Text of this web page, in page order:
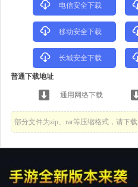
电信安全下载
移动安全下载
长城安全下载
普通下载地址
通用网络下载
部分文件为zip、rar等压缩格式，请下载